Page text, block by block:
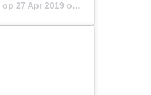
op 27 Apr 2019 om 2:41 (PDT)